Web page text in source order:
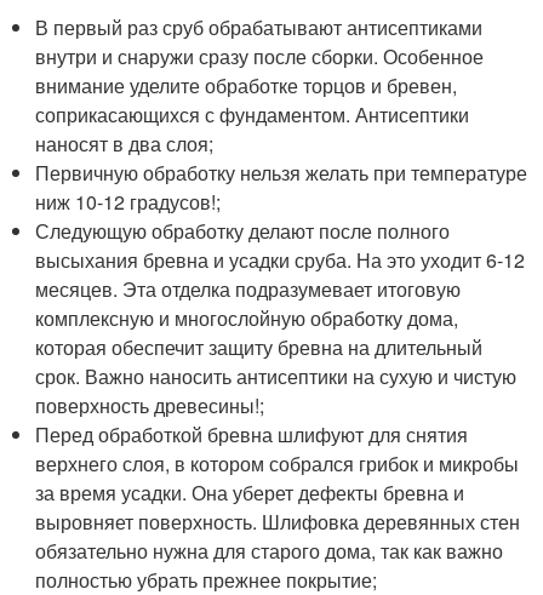
В первый раз сруб обрабатывают антисептиками
внутри и снаружи сразу после сборки. Особенное
внимание уделите обработке торцов и бревен,
соприкасающихся с фундаментом. Антисептики
наносят в два слоя;
Первичную обработку нельзя желать при температуре
ниж 10-12 градусов!;
Следующую обработку делают после полного
высыхания бревна и усадки сруба. На это уходит 6-12
месяцев. Эта отделка подразумевает итоговую
комплексную и многослойную обработку дома,
которая обеспечит защиту бревна на длительный
срок. Важно наносить антисептики на сухую и чистую
поверхность древесины!;
Перед обработкой бревна шлифуют для снятия
верхнего слоя, в котором собрался грибок и микробы
за время усадки. Она уберет дефекты бревна и
выровняет поверхность. Шлифовка деревянных стен
обязательно нужна для старого дома, так как важно
полностью убрать прежнее покрытие;